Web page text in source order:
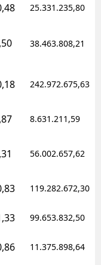
25.331.235,80
38.463.808,21
242.972.675,63
8.631.211,59
56.002.657,62
119.282.672,30
99.653.832,50
11.375.898,64